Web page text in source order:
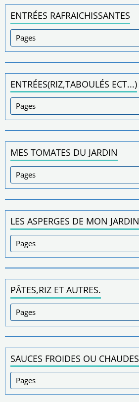
ENTRÉES RAFRAICHISSANTES
ENTRÉES(RIZ,TABOULÉS ECT...)
MES TOMATES DU JARDIN
LES ASPERGES DE MON JARDIN
PÂTES,RIZ ET AUTRES.
SAUCES FROIDES OU CHAUDES